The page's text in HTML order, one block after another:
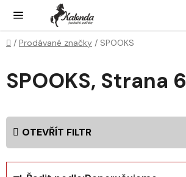
obsah
Domů
/ Prodávané značky / SPOOKS
SPOOKS, Strana 6
OTEVŘÍT FILTR
Ř